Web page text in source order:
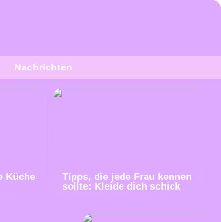
Nachrichten
Küche
Tipps, die jede Frau kennen
sollte: Kleide dich schick